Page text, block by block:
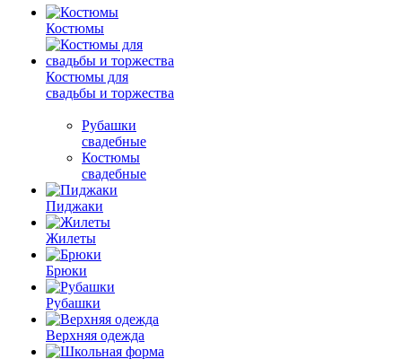
Костюмы
Костюмы для
свадьбы и торжества
Рубашки
свадебные
Костюмы
свадебные
Пиджаки
Жилеты
Брюки
Рубашки
Верхняя одежда